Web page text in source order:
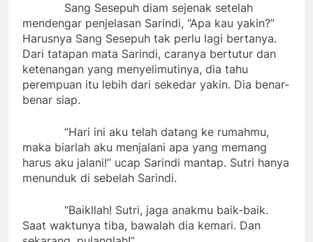
Sang Sesepuh diam sejenak setelah
mendengar penjelasan Sarindi, “Apa kau yakin?”
Harusnya Sang Sesepuh tak perlu lagi bertanya.
Dari tatapan mata Sarindi, caranya bertutur dan
ketenangan yang menyelimutinya, dia tahu
perempuan itu lebih dari sekedar yakin. Dia benar-
benar siap.
“Hari ini aku telah datang ke rumahmu,
maka biarlah aku menjalani apa yang memang
harus aku jalani!” ucap Sarindi mantap. Sutri hanya
menunduk di sebelah Sarindi.
“Baikllah! Sutri, jaga anakmu baik-baik.
Saat waktunya tiba, bawalah dia kemari. Dan